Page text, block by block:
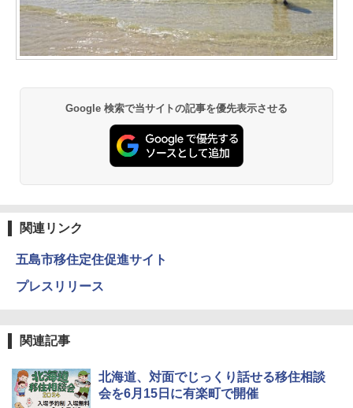
Google 検索で当サイトの記事を優先表示させる
関連リンク
五島市移住定住促進サイト
プレスリリース
関連記事
北海道、対面でじっくり話せる移住相談
会を6月15日に有楽町で開催